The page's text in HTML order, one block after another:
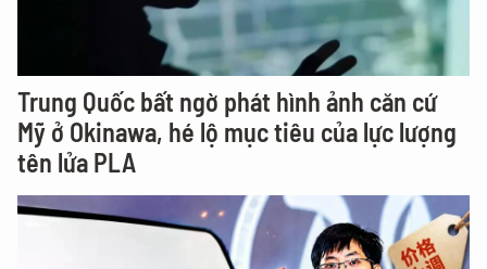
Trung Quốc bất ngờ phát hình ảnh căn cứ
Mỹ ở Okinawa, hé lộ mục tiêu của lực lượng
tên lửa PLA